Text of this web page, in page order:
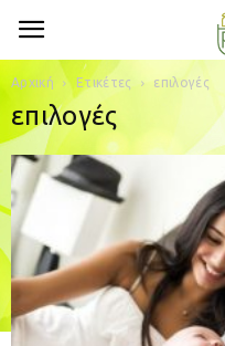
Αρχική Ετικέτες επιλογές
επιλογές